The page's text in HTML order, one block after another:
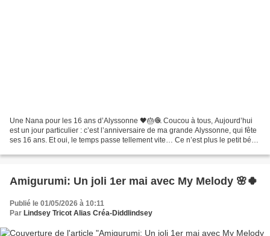
Une Nana pour les 16 ans d’Alyssonne 🖤🎂🧶 Coucou à tous, Aujourd’hui
est un jour particulier : c’est l’anniversaire de ma grande Alyssonne, qui fête
ses 16 ans. Et oui, le temps passe tellement vite… Ce n’est plus le petit bébé
Amigurumi: Un joli 1er mai avec My Melody 🌸🍀
Publié le 01/05/2026 à 10:11
Par Lindsey Tricot Alias Créa-Diddlindsey